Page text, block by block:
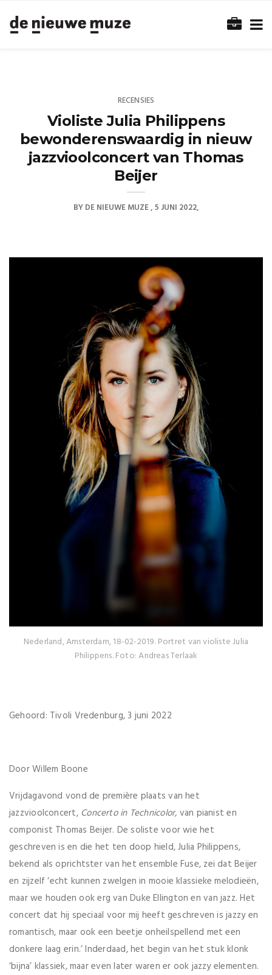
RECENSIES
Violiste Julia Philippens
bewonderenswaardig in nieuw
jazzvioolconcert van Thomas
Beijer
BYDE NIEUWE MUZE 5 JUNI 2022
Nederland, Amsterdam, 18-02-2019. Portret van violiste Julia
Philippens. Foto: Andreas Terlaak
Gehoord: Tivoli Vredenburg, 3 juni 2022
Door Willem Boone
Vrijdagavond vond de première plaats van het
jazzvioolconcert, Concerto in Technicolor, van pianist en
componist Thomas Beijer. De soliste voor wie het
geschreven is en die het ten doop hield, Julia Philippens,
bekend als oprichtster van het ensemble Fuse, zei dat Beijer
en zijzelf ‘echt kunnen zwelgen in mooie klassieke melodieën,
maar we houden ook erg van Duke Ellington en van jazz. Het
concert dat hij speciaal voor mij heeft geschreven is jazzy en
romantisch, maar ook een beetje onheilspellend met een
donkere laag erin.’ Inderdaad, het begin van het stuk klonk
‘bijna’ klassiek, maar even later waren er ook jazzy elementen.